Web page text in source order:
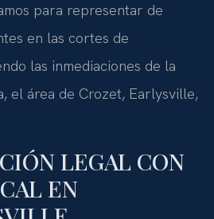
para representar de
en las cortes de
las inmediaciones de la
el área de Crozet, Earlysville,
LEGAL CON
EN